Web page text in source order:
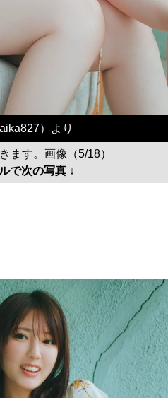
）より
ます。画像（5/18）
で次の写真 ↓